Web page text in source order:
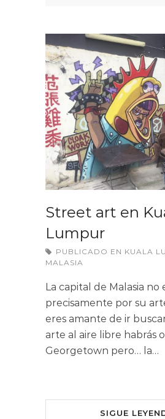
Street art en
Lumpur
PUBLICADO EN KUALA
MALASIA
La capital de Malasia no
precisamente por su
eres amante de ir
arte al aire libre habrás
Georgetown pero… la…
SIGUE